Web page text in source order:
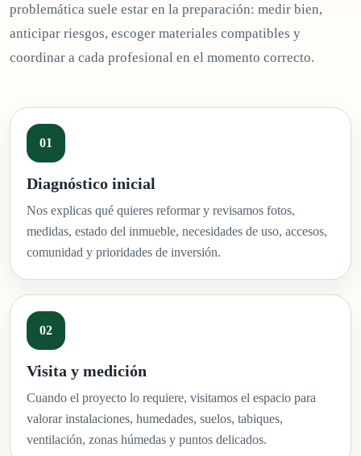
problemática suele estar en la preparación: medir bien,
anticipar riesgos, escoger materiales compatibles y
coordinar a cada profesional en el momento correcto.
Diagnóstico inicial
Nos explicas qué quieres reformar y revisamos fotos,
medidas, estado del inmueble, necesidades de uso, accesos,
comunidad y prioridades de inversión.
Visita y medición
Cuando el proyecto lo requiere, visitamos el espacio para
valorar instalaciones, humedades, suelos, tabiques,
ventilación, zonas húmedas y puntos delicados.